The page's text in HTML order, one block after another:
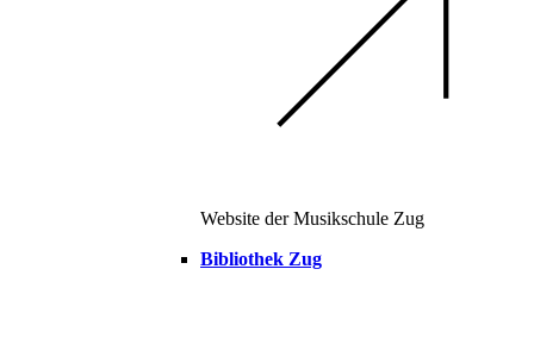
Website der Musikschule Zug
Bibliothek Zug